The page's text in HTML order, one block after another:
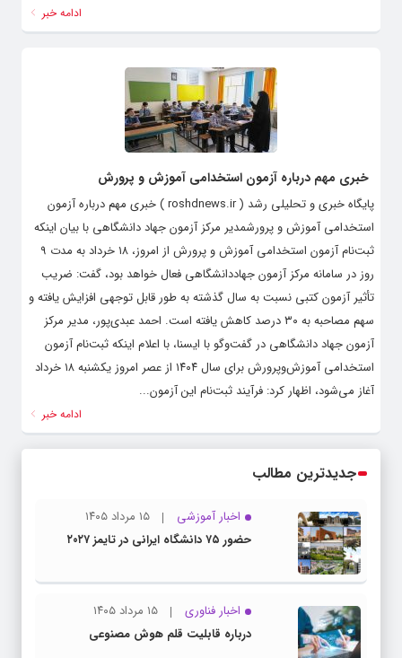
ادامه خبر
خبری مهم درباره آزمون استخدامی آموزش و پرورش
پایگاه خبری و تحلیلی رشد ( roshdnews.ir ) خبری مهم درباره آزمون
استخدامی آموزش و پرورشمدیر مرکز آزمون جهاد دانشگاهی با بیان اینکه
ثبت‌نام آزمون استخدامی آموزش و پرورش از امروز، ۱۸ خرداد به مدت ۹
روز در سامانه مرکز آزمون جهاددانشگاهی فعال خواهد بود، گفت: ضریب
تأثیر آزمون کتبی نسبت به سال گذشته به طور قابل توجهی افزایش یافته و
سهم مصاحبه به ۳۰ درصد کاهش یافته است. احمد عبدی‌پور، مدیر مرکز
آزمون جهاد دانشگاهی در گفت‌وگو با ایسنا، با اعلام اینکه ثبت‌نام آزمون
استخدامی آموزش‌وپرورش برای سال ۱۴۰۴ از عصر امروز یکشنبه ۱۸ خرداد
آغاز می‌شود، اظهار کرد: فرآیند ثبت‌نام این آزمون...
ادامه خبر
جدیدترین مطالب
اخبار آموزشی
۱۵ مرداد ۱۴۰۵
حضور ۷۵ دانشگاه ایرانی در تایمز ۲۰۲۷
اخبار فناوری
۱۵ مرداد ۱۴۰۵
درباره قابلیت قلم هوش مصنوعی